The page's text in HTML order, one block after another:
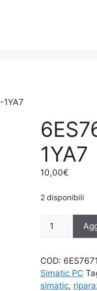
1YA7
10,00€
2 disponibili
0AG00-
quantità
COD:
Simatic PC
simatic,